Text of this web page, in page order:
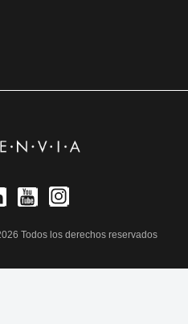
Todos los derechos reservados